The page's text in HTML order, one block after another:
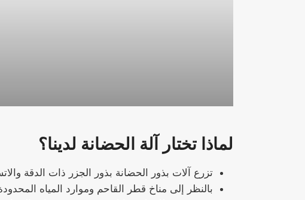
لماذا تختار آلة الحضانة لدينا؟
تزرع آلات بذور الحضانة بذور الجزر ذات الدقة
بالنظر إلى مناخ قطر القاحم وموارد المياه